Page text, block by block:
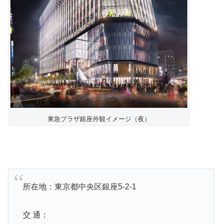
東急プラザ銀座外観イメージ（夜）
所在地：東京都中央区銀座5-2-1
交 通：